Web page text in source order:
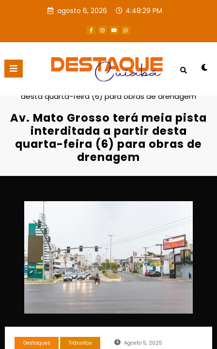
agosto 6, 2026 4:48:30 PM
Página inicial
Destaques
desta quarta-feira (6) para obras de drenagem
Av. Mato Grosso terá meia pista
interditada a partir desta
quarta-feira (6) para obras de
drenagem
Destaques Trânsitos Agosto 5, 2025